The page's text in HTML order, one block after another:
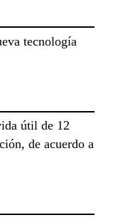
tecnología
útil de 12
de acuerdo a